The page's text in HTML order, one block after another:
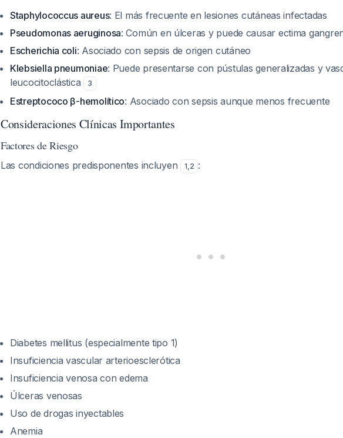
Staphylococcus aureus: El más frecuente en lesiones cutáneas infectadas
Pseudomonas aeruginosa: Común en úlceras y puede causar ectima
Escherichia coli: Asociado con sepsis de origen cutáneo
Klebsiella pneumoniae: Puede presentarse con pústulas generalizadas y
leucocitoclástica
3
Estreptococo β-hemolítico: Asociado con sepsis aunque menos frecuente
Consideraciones Clínicas Importantes
Factores de Riesgo
Las condiciones predisponentes incluyen 1,2 :
Diabetes mellitus (especialmente tipo 1)
Insuficiencia vascular arterioesclerótica
Insuficiencia venosa con edema
Úlceras venosas
Uso de drogas inyectables
Anemia